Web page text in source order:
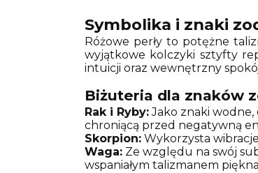
Symbolika i znaki
Różowe perły to potężne
wyjątkowe kolczyki sztyfty
intuicji oraz wewnętrzny
Biżuteria dla znaków
Rak i Ryby:Jako znaki
chroniącą przed negatywną
Skorpion: Wykorzysta
Waga: Ze względu na swój
wspaniałym talizmanem